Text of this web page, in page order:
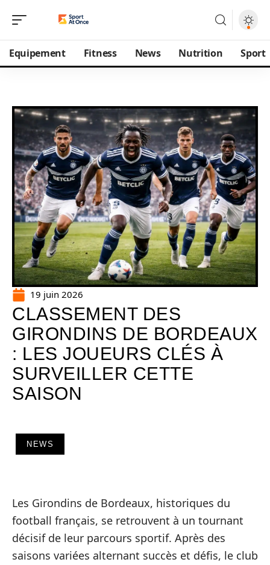
Equipement Fitness News Nutrition Sport
19 juin 2026
CLASSEMENT DES
GIRONDINS DE BORDEAUX
: LES JOUEURS CLÉS À
SURVEILLER CETTE
SAISON
NEWS
Les Girondins de Bordeaux, historiques du
football français, se retrouvent à un tournant
décisif de leur parcours sportif. Après des
saisons variées alternant succès et défis, le club